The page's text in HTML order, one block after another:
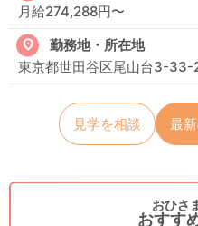
月給274,288円〜
勤務地・所在地
東京都世田谷区尾山台3-33-
見学を相談 最
おひさ
おすす